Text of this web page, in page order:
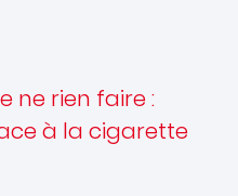
ne rien faire :
à la cigarette